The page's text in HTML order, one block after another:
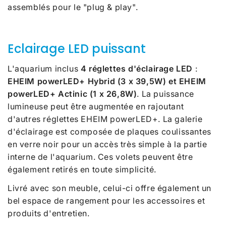
assemblés pour le "plug & play".
Eclairage LED puissant
L'aquarium inclus 4 réglettes d'éclairage LED :
EHEIM powerLED+ Hybrid (3 x 39,5W) et EHEIM
powerLED+ Actinic (1 x 26,8W). La puissance
lumineuse peut être augmentée en rajoutant
d'autres réglettes EHEIM powerLED+. La galerie
d'éclairage est composée de plaques coulissantes
en verre noir pour un accès très simple à la partie
interne de l'aquarium. Ces volets peuvent être
également retirés en toute simplicité.
Livré avec son meuble, celui-ci offre également un
bel espace de rangement pour les accessoires et
produits d'entretien.